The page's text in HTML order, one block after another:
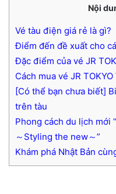
Nội
Vé tàu điện giá rẻ là gì?
Điểm đến đề xuất cho
Đặc điểm của vé JR
Cách mua vé JR
[Có thể bạn chưa biết]
trên tàu
Phong cách du lịch mới
～Styling the new～”
Khám phá Nhật Bản